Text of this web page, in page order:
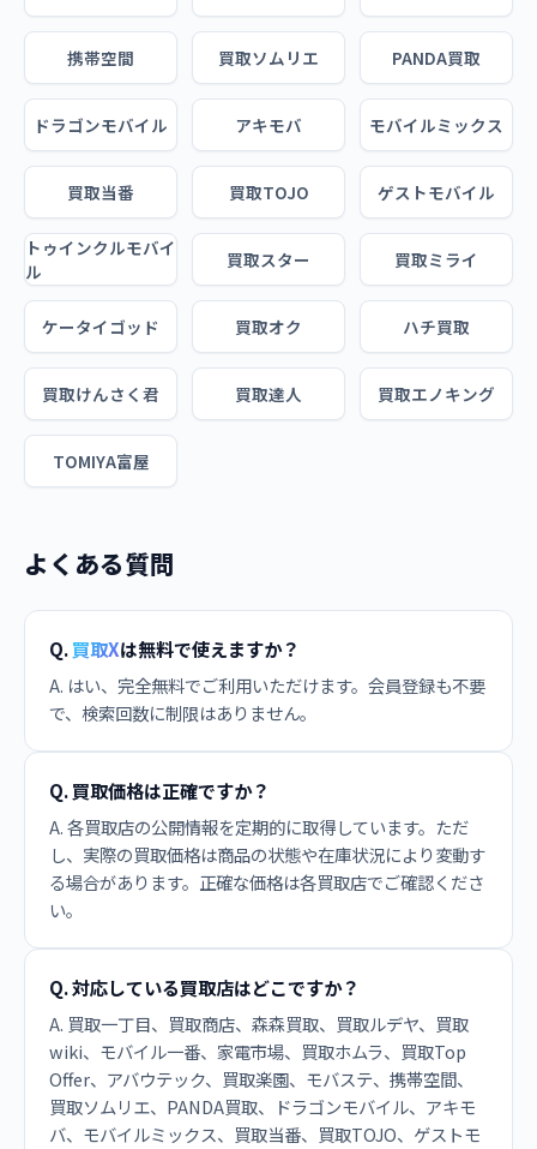
携帯空間 買取ソムリエ PANDA買取
ドラゴンモバイル アキモバ モバイルミックス
買取当番 買取TOJO ゲストモバイル
トゥインクルモバイ
ル
買取スター 買取ミライ
ケータイゴッド 買取オク ハチ買取
買取けんさく君 買取達人 買取エノキング
TOMIYA富屋
よくある質問
Q.買取Xは無料で使えますか？
A. はい、完全無料でご利用いただけます。会員登録も不要
で、検索回数に制限はありません。
Q. 買取価格は正確ですか？
A. 各買取店の公開情報を定期的に取得しています。ただ
し、実際の買取価格は商品の状態や在庫状況により変動す
る場合があります。正確な価格は各買取店でご確認くださ
い。
Q. 対応している買取店はどこですか？
A. 買取一丁目、買取商店、森森買取、買取ルデヤ、買取
wiki、モバイル一番、家電市場、買取ホムラ、買取Top
Offer、アバウテック、買取楽園、モバステ、携帯空間、
買取ソムリエ、PANDA買取、ドラゴンモバイル、アキモ
バ、モバイルミックス、買取当番、買取TOJO、ゲストモ